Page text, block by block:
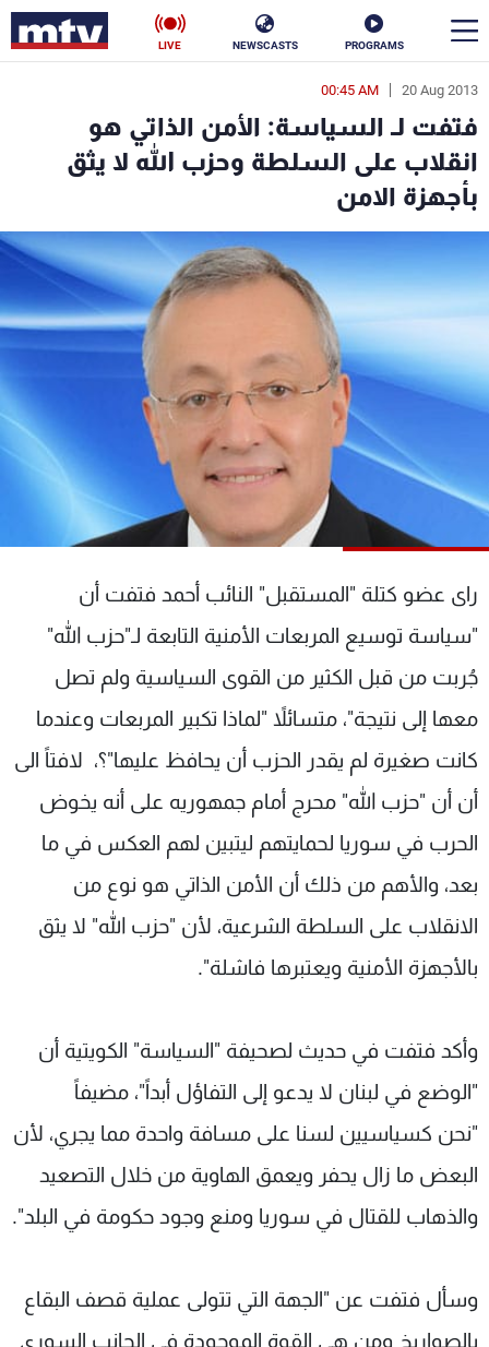
PROGRAMS
NEWSCASTS
LIVE
20 Aug 2013
00:45 AM
فتفت لـ السياسة: الأمن الذاتي هو
انقلاب على السلطة وحزب الله لا يثق
بأجهزة الامن
راى عضو كتلة "المستقبل" النائب أحمد فتفت أن
"سياسة توسيع المربعات الأمنية التابعة لـ"حزب الله"
جُربت من قبل الكثير من القوى السياسية ولم تصل
معها إلى نتيجة"، متسائلاً "لماذا تكبير المربعات وعندما
كانت صغيرة لم يقدر الحزب أن يحافظ عليها"؟، لافتاً الى
أن أن "حزب الله" محرج أمام جمهوريه على أنه يخوض
الحرب في سوريا لحمايتهم ليتبين لهم العكس في ما
بعد، والأهم من ذلك أن الأمن الذاتي هو نوع من
الانقلاب على السلطة الشرعية، لأن "حزب الله" لا يثق
بالأجهزة الأمنية ويعتبرها فاشلة".
وأكد فتفت في حديث لصحيفة "السياسة" الكويتية أن
"الوضع في لبنان لا يدعو إلى التفاؤل أبداً"، مضيفاً
"نحن كسياسيين لسنا على مسافة واحدة مما يجري، لأن
البعض ما زال يحفر ويعمق الهاوية من خلال التصعيد
والذهاب للقتال في سوريا ومنع وجود حكومة في البلد".
وسأل فتفت عن "الجهة التي تتولى عملية قصف البقاع
بالصواريخ ومن هي القوة الموجودة في الجانب السوري
en
الأخبار
سياسة
فن
منوعات رياضة
كأس العالم
جدول البرامج
شاهد البرامج
الترددات
الإنـتـاج
تواصل معنا
سياسة الخصوصية